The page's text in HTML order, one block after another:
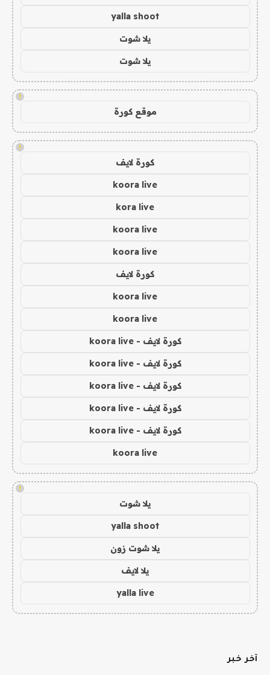
yalla shoot
يلا شوت
يلا شوت
!
موقع كورة
!
كورة لايف
koora live
kora live
koora live
koora live
كورة لايف
koora live
koora live
كورة لايف - koora live
كورة لايف - koora live
كورة لايف - koora live
كورة لايف - koora live
كورة لايف - koora live
koora live
!
يلا شوت
yalla shoot
يلا شوت زون
يلا لايف
yalla live
آخر خبر